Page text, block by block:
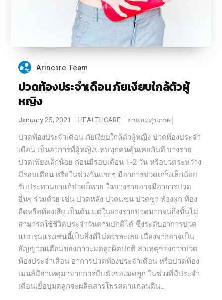
Arincare Team
ปวดท้องประจำเดือน ภัยเงียบใกล้ตัวผู้
หญิง
January 25, 2021 HEALTHCARE ยาและสุขภาพ
ปวดท้องประจำเดือน ภัยเงียบใกล้ตัวผู้หญิง ปวดท้องประจำ
เดือน เป็นอาการที่ผู้หญิงแทบทุกคนคุ้นเคยกันดี บางราย
ปวดเพียงเล็กน้อย ก่อนมีรอบเดือน 1-2 วัน หรือปวดระหว่าง
มีรอบเดือน หรือในช่วงวันแรกๆ มีอาการปวดเกร็งเล็กน้อย
รับประทานยาแก้ปวดก็หาย ในบางรายอาจมีอาการปวด
อื่นๆ ร่วมด้วย เช่น ปวดหลัง ปวดแขน ปวดขา ท้องผูก ท้อง
อืดหรือท้องเสีย เป็นต้น แต่ในบางรายปวดมากจนถึงขั้นไม่
สามารถใช้ชีวิตประจำวันตามปกติได้ ซึ่งระดับอาการปวด
แบบรุนแรงเช่นนี้เป็นสิ่งที่ไม่ควรละเลย เนื่องจากอาจเป็น
สัญญาณเตือนของภาวะมดลูกผิดปกติ สาเหตุของการปวด
ท้องประจำเดือน อาการปวดท้องประจำเดือน หรือปวดท้อง
เมนส์มีสาเหตุมาจากการบีบตัวของมดลูก ในช่วงที่มีประจำ
เดือนเยื่อบุมดลูกจะผลิตสารโพรสตาแกลนดิน...